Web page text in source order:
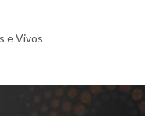
e Vivos